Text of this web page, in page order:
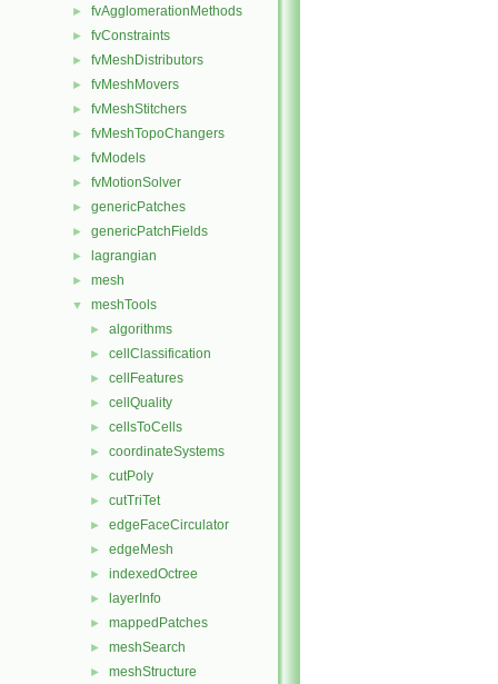
► fvAgglomerationMethods
► fvConstraints
► fvMeshDistributors
► fvMeshMovers
► fvMeshStitchers
► fvMeshTopoChangers
► fvModels
► fvMotionSolver
► genericPatches
► genericPatchFields
► lagrangian
► mesh
▼ meshTools
► algorithms
► cellClassification
► cellFeatures
► cellQuality
► cellsToCells
► coordinateSystems
► cutPoly
► cutTriTet
► edgeFaceCirculator
► edgeMesh
► indexedOctree
► layerInfo
► mappedPatches
► meshSearch
► meshStructure